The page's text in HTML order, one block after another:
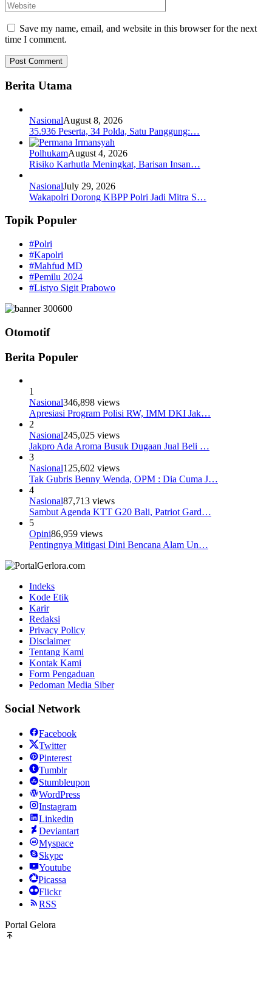
Save my name, email, and website in this browser for the next
time I comment.
Berita Utama
NasionalAugust 8, 2026
35.936 Peserta, 34 Polda, Satu Panggung:…
PolhukamAugust 4, 2026
Risiko Karhutla Meningkat, Barisan Insan…
NasionalJuly 29, 2026
Wakapolri Dorong KBPP Polri Jadi Mitra S…
Topik Populer
#Polri
#Kapolri
#Mahfud MD
#Pemilu 2024
#Listyo Sigit Prabowo
Otomotif
Berita Populer
1
Nasional346,898 views
Apresiasi Program Polisi RW, IMM DKI Jak…
2
Nasional245,025 views
Jakpro Ada Aroma Busuk Dugaan Jual Beli …
3
Nasional125,602 views
Tak Gubris Benny Wenda, OPM : Dia Cuma J…
4
Nasional87,713 views
Sambut Agenda KTT G20 Bali, Patriot Gard…
5
Opini86,959 views
Pentingnya Mitigasi Dini Bencana Alam Un…
Indeks
Kode Etik
Karir
Redaksi
Privacy Policy
Disclaimer
Tentang Kami
Kontak Kami
Form Pengaduan
Pedoman Media Siber
Social Network
Facebook
Twitter
Pinterest
Tumblr
Stumbleupon
WordPress
Instagram
Linkedin
Deviantart
Myspace
Skype
Youtube
Picassa
Flickr
RSS
Portal Gelora